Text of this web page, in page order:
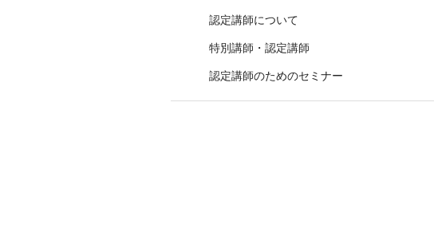
認定講師について
特別講師・認定講師
認定講師のためのセミナー